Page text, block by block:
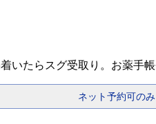
たらスグ受取り。お薬手
ネット予約可のみ